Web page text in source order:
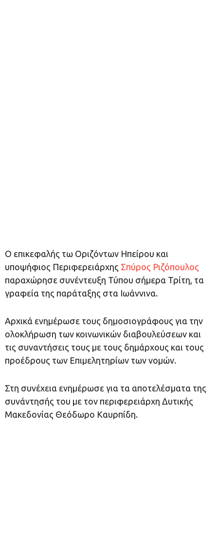
Ο επικεφαλής τω Οριζόντων Ηπείρου και
υποψήφιος Περιφερειάρχης Σπύρος Ριζόπουλος
παραχώρησε συνέντευξη Τύπου σήμερα Τρίτη, τα
γραφεία της παράταξης στα Ιωάννινα.
Αρχικά ενημέρωσε τους δημοσιογράφους για την
ολοκλήρωση των κοινωνικών διαβουλεύσεων και
τις συναντήσεις τους με τους δημάρχους και τους
προέδρους των Επιμελητηρίων των νομών.
Στη συνέχεια ενημέρωσε για τα αποτελέσματα της
συνάντησής του με τον περιφερειάρχη Δυτικής
Μακεδονίας Θεόδωρο Καυρπίδη.